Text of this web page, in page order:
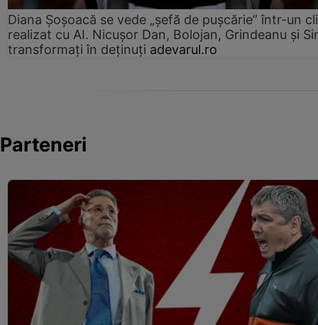
Diana Șoșoacă se vede „șefă de pușcărie” într-un
realizat cu AI. Nicușor Dan, Bolojan, Grindeanu și
transformați în deținuți adevarul.ro
Parteneri